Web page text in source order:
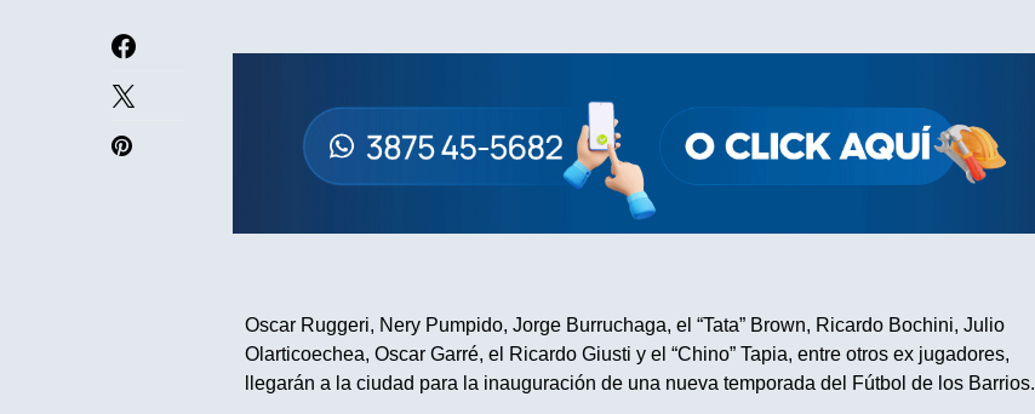
Oscar Ruggeri, Nery Pumpido, Jorge Burruchaga, el “Tata” Brown, Ricardo Bochini, Julio
Olarticoechea, Oscar Garré, el Ricardo Giusti y el “Chino” Tapia, entre otros ex jugadores,
llegarán a la ciudad para la inauguración de una nueva temporada del Fútbol de los Barrios.